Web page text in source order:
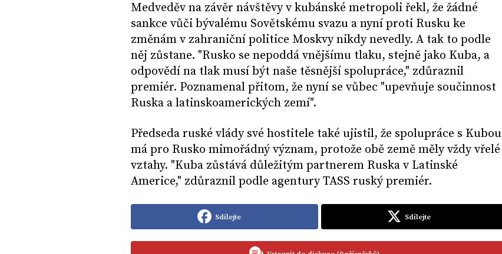
Medveděv na závěr návštěvy v kubánské metropoli řekl, že žádné
sankce vůči bývalému Sovětskému svazu a nyní proti Rusku ke
změnám v zahraniční politice Moskvy nikdy nevedly. A tak to podle
něj zůstane. "Rusko se nepoddá vnějšímu tlaku, stejně jako Kuba, a
odpovědí na tlak musí být naše těsnější spolupráce," zdůraznil
premiér. Poznamenal přitom, že nyní se vůbec "upevňuje součinnost
Ruska a latinskoamerických zemí".
Předseda ruské vlády své hostitele také ujistil, že spolupráce s Kubou
má pro Rusko mimořádný význam, protože obě země měly vždy vřelé
vztahy. "Kuba zůstává důležitým partnerem Ruska v Latinské
Americe," zdůraznil podle agentury TASS ruský premiér.
Sdílejte Sdílejte